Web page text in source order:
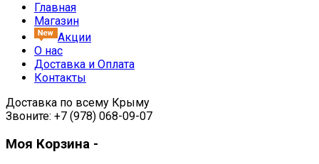
Главная
Магазин
Акции
О нас
Доставка и Оплата
Контакты
Доставка по всему Крыму
Звоните: +7 (978) 068-09-07
Моя Корзина -